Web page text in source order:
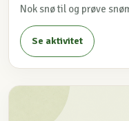
Nok snø til og prøve
Se aktivitet